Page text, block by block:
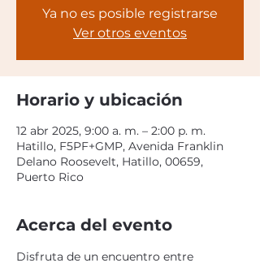
Ya no es posible registrarse
Ver otros eventos
Horario y ubicación
12 abr 2025, 9:00 a. m. – 2:00 p. m.
Hatillo, F5PF+GMP, Avenida Franklin
Delano Roosevelt, Hatillo, 00659,
Puerto Rico
Acerca del evento
Disfruta de un encuentro entre